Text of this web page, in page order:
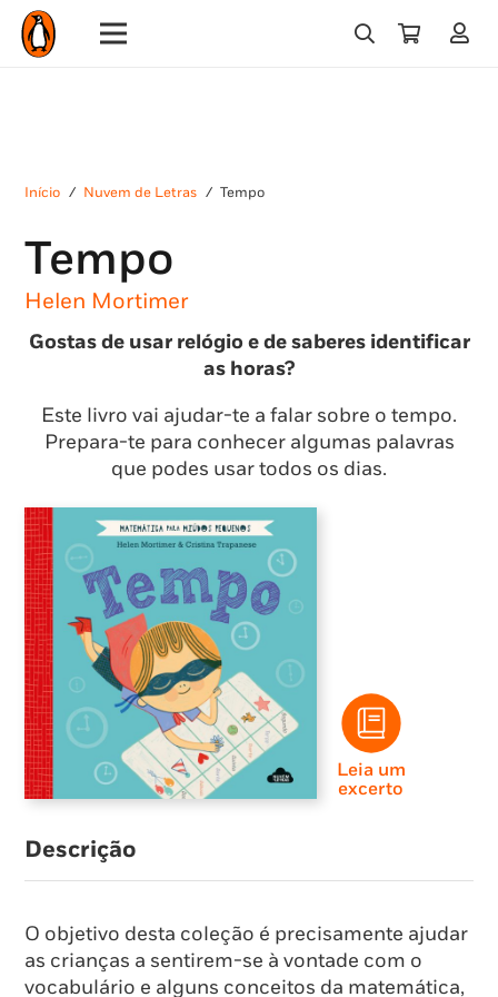
Início / Nuvem de Letras / Tempo
Tempo
Helen Mortimer
Gostas de usar relógio e de saberes identificar
as horas?
Este livro vai ajudar-te a falar sobre o tempo.
Prepara-te para conhecer algumas palavras
que podes usar todos os dias.
Leia um
excerto
Descrição
O objetivo desta coleção é precisamente ajudar
as crianças a sentirem-se à vontade com o
vocabulário e alguns conceitos da matemática,